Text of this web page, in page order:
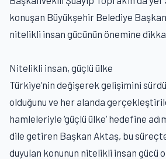
konuşan Büyükşehir Belediye
nitelikli insan gücünün önemine
Nitelikli insan, güçlü ülke
Türkiye’nin değişerek gelişimini
olduğunu ve her alanda
hamleleriyle ‘güçlü ülke’ hedefine
dile getiren Başkan Aktaş, bu
duyulan konunun nitelikli insan gücü